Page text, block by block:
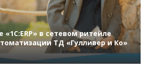
«1С:ERP» в сетевом ритейле
ТД «Гулливер и Ко»